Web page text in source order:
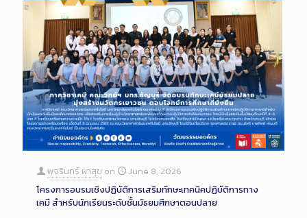
พจรินทร์ ผาสุข on
June 8, 2026
โครงการอบรมเชิงปฏิบัติการเสริมทักษะเทคนิคปฏิบัติการทาง
เคมี สำหรับนักเรียนระดับชั้นมัธยมศึกษาตอนปลาย